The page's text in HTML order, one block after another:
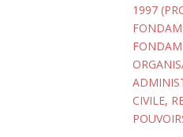
1997
CIVILE,